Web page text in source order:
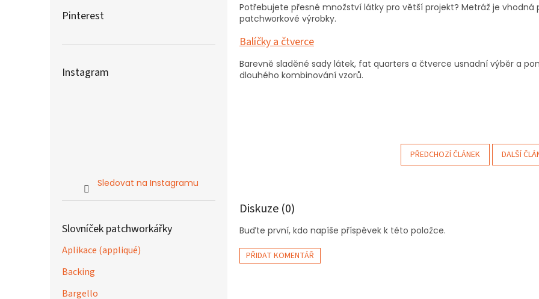
Pinterest
Instagram
Sledovat na Instagramu
Slovníček patchworkářky
Aplikace (appliqué)
Backing
Bargello
Potřebujete přesné množství látky pro větší projekt? Metráž je vhodná
patchworkové výrobky.
Balíčky a čtverce
Barevně sladěné sady látek, fat quarters a čtverce usnadní výběr a
dlouhého kombinování vzorů.
PŘEDCHOZÍ ČLÁNEK DALŠÍ
Diskuze (0)
Buďte první, kdo napíše příspěvek k této položce.
PŘIDAT KOMENTÁŘ